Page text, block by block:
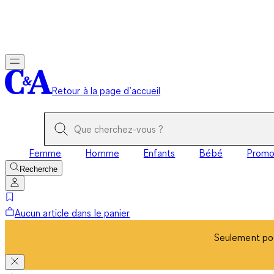
Retour à la page d’accueil
Femme Homme Enfants Bébé Promo
Recherche
Aucun article dans le panier
Seulement